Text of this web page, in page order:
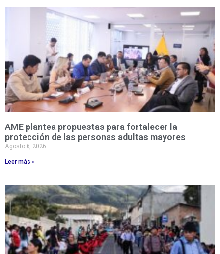
AME plantea propuestas para fortalecer la
protección de las personas adultas mayores
Agosto 6, 2026
Leer más »